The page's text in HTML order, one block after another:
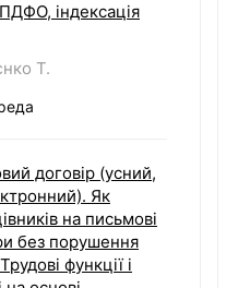
індексація
Т.
договір (усний,
Як
на письмові
без порушення
функції і